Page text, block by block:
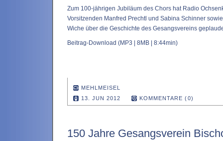
Zum 100-jährigen Jubiläum des Chors hat Radio
Vorsitzenden Manfred Prechtl und Sabina Schinner
Wiche über die Geschichte des Gesangsvereins
Beitrag-Download (MP3 | 8MB | 8:44min)
MEHLMEISEL
13. JUN 2012
KOMMENTARE (0)
150 Jahre Gesangsverein